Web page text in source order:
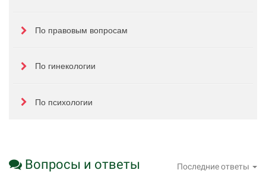
По правовым вопросам
По гинекологии
По психологии
Вопросы и ответы Последние ответы